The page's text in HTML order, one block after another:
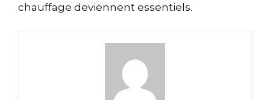
chauffage deviennent essentiels.